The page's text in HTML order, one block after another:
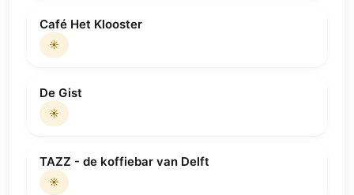
Café Het Klooster
☀️
De Gist
☀️
TAZZ - de koffiebar van Delft
☀️